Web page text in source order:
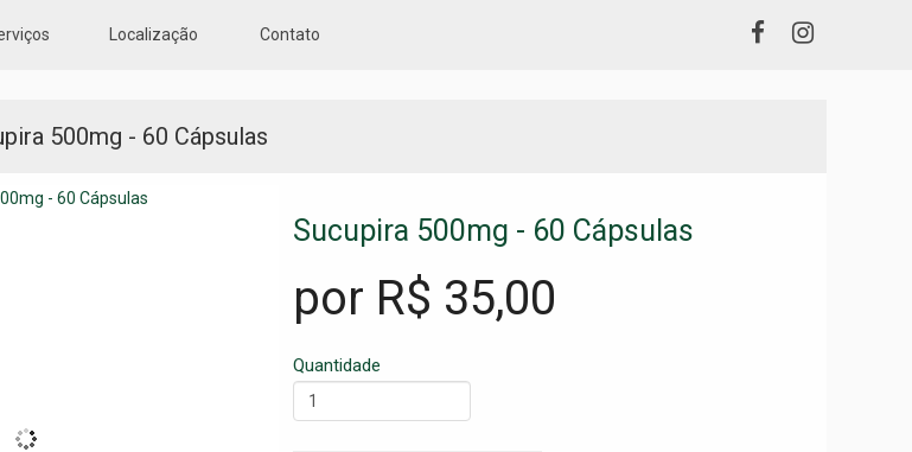
Localização Contato
500mg - 60 Cápsulas
Sucupira 500mg - 60 Cápsulas
por R$ 35,00
Quantidade